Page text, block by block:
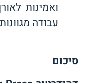
ואמינות
עבודה
סיכום